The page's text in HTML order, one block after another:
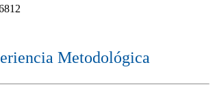
Metodológica